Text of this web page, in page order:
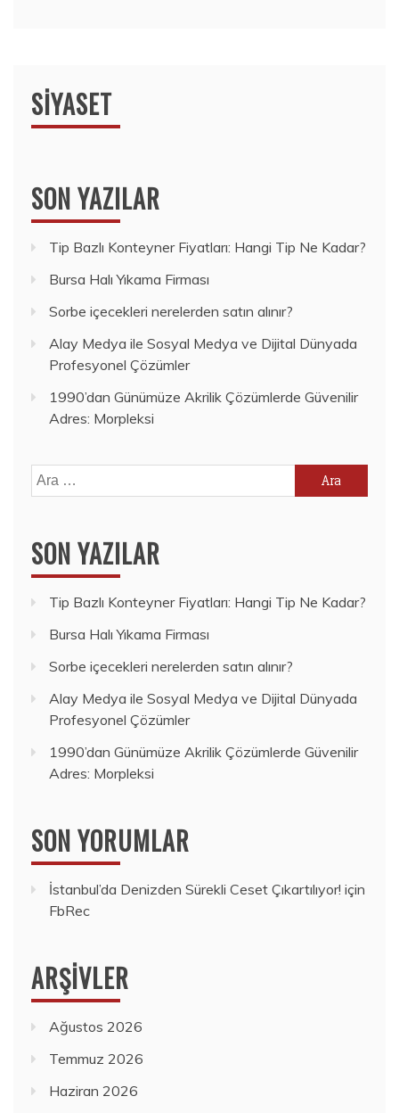
SIYASET
SON YAZILAR
Tip Bazlı Konteyner Fiyatları: Hangi Tip Ne Kadar?
Bursa Halı Yıkama Firması
Sorbe içecekleri nerelerden satın alınır?
Alay Medya ile Sosyal Medya ve Dijital Dünyada
Profesyonel Çözümler
1990’dan Günümüze Akrilik Çözümlerde Güvenilir
Adres: Morpleksi
Arama:
SON YAZILAR
Tip Bazlı Konteyner Fiyatları: Hangi Tip Ne Kadar?
Bursa Halı Yıkama Firması
Sorbe içecekleri nerelerden satın alınır?
Alay Medya ile Sosyal Medya ve Dijital Dünyada
Profesyonel Çözümler
1990’dan Günümüze Akrilik Çözümlerde Güvenilir
Adres: Morpleksi
SON YORUMLAR
İstanbul’da Denizden Sürekli Ceset Çıkartılıyor! için
FbRec
ARŞIVLER
Ağustos 2026
Temmuz 2026
Haziran 2026